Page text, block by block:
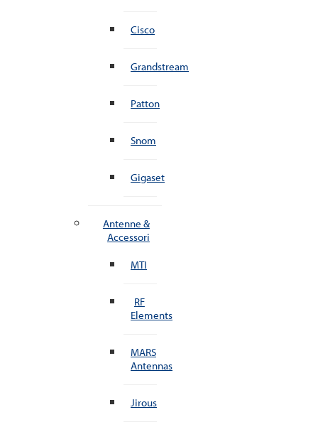
Cisco
Grandstream
Patton
Snom
Gigaset
Antenne &
Accessori
MTI
RF
Elements
MARS
Antennas
Jirous